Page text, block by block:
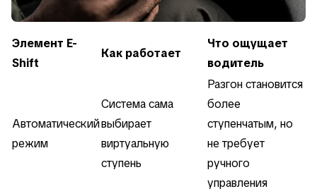
Элемент E-
Shift
Как работает
Что ощущает
водитель
Автоматический
режим
Система сама
выбирает
виртуальную
ступень
Разгон становится
более
ступенчатым, но
не требует
ручного
управления